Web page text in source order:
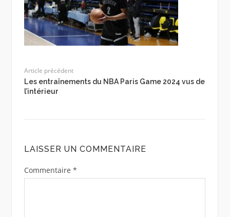
Article précédent
Les entraînements du NBA Paris Game 2024 vus de
l’intérieur
LAISSER UN COMMENTAIRE
Commentaire *